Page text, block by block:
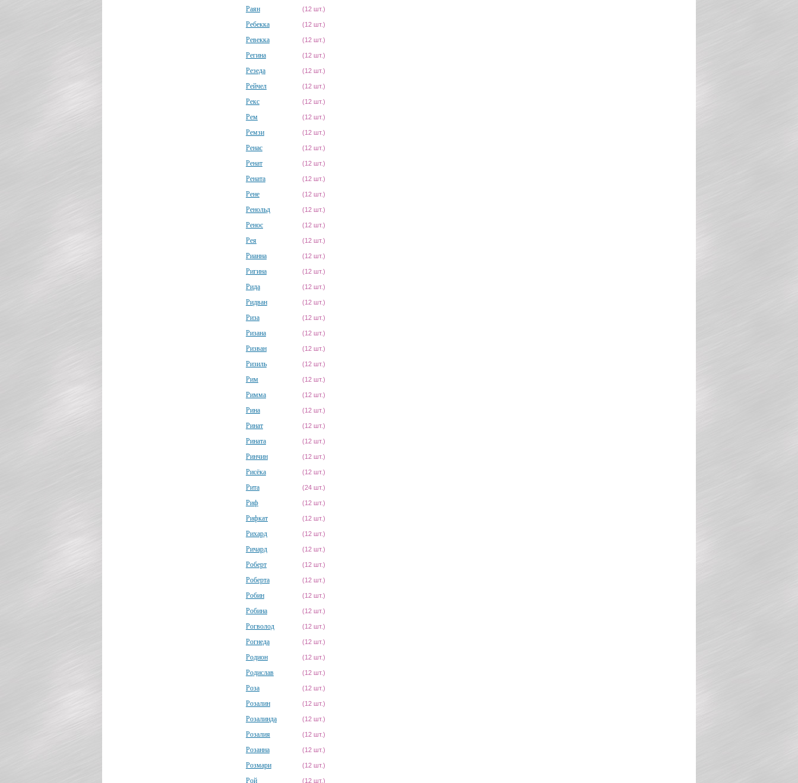
Раян (12 шт.)
Ребекка (12 шт.)
Ревекка (12 шт.)
Регина (12 шт.)
Резеда (12 шт.)
Рейчел (12 шт.)
Рекс (12 шт.)
Рем (12 шт.)
Ремзи (12 шт.)
Ренас (12 шт.)
Ренат (12 шт.)
Рената (12 шт.)
Рене (12 шт.)
Ренольд (12 шт.)
Ренос (12 шт.)
Рея (12 шт.)
Рианна (12 шт.)
Ригина (12 шт.)
Рида (12 шт.)
Ридван (12 шт.)
Риза (12 шт.)
Ризана (12 шт.)
Ризван (12 шт.)
Ризиль (12 шт.)
Рим (12 шт.)
Римма (12 шт.)
Рина (12 шт.)
Ринат (12 шт.)
Рината (12 шт.)
Ринчин (12 шт.)
Рисёка (12 шт.)
Рита (24 шт.)
Риф (12 шт.)
Рифкат (12 шт.)
Рихард (12 шт.)
Ричард (12 шт.)
Роберт (12 шт.)
Роберта (12 шт.)
Робин (12 шт.)
Робина (12 шт.)
Рогволод (12 шт.)
Рогнеда (12 шт.)
Родион (12 шт.)
Родислав (12 шт.)
Роза (12 шт.)
Розалин (12 шт.)
Розалинда (12 шт.)
Розалия (12 шт.)
Розанна (12 шт.)
Розмари (12 шт.)
Рой (12 шт.)